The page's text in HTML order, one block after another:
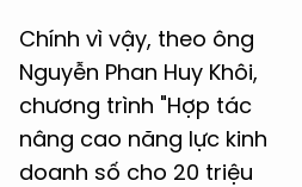
Chính vì vậy, theo ông
Nguyễn Phan Huy Khôi,
chương trình "Hợp tác
nâng cao năng lực kinh
doanh số cho 20 triệu